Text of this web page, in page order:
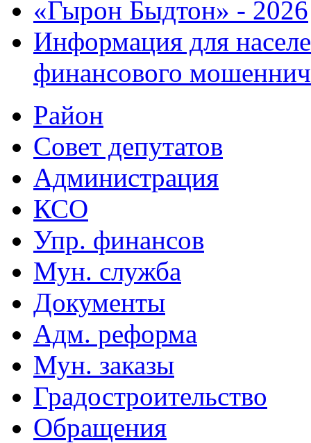
«Гырон Быдтон» - 2026
Информация для
финансового
Район
Совет депутатов
Администрация
КСО
Упр. финансов
Мун. служба
Документы
Адм. реформа
Мун. заказы
Градостроительство
Обращения